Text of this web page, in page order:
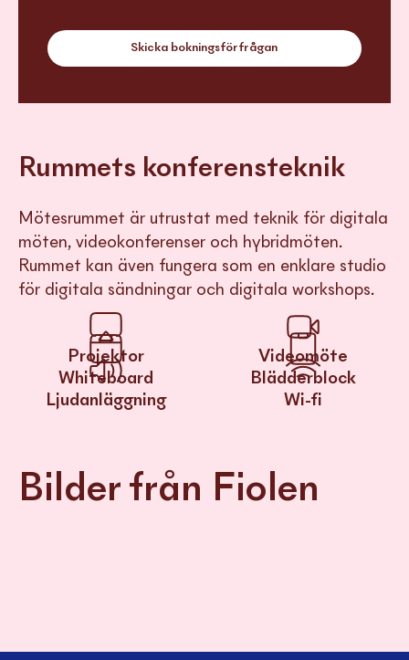
Rummets konferensteknik
Mötesrummet är utrustat med teknik för digitala
möten, videokonferenser och hybridmöten.
Rummet kan även fungera som en enklare studio
för digitala sändningar och digitala workshops.
Projektor
Videomöte
Whiteboard
Blädder­block
Ljud­anläggning
Wi-fi
Skicka bokningsförfrågan
Bilder från Fiolen